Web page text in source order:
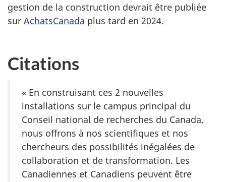
gestion de la construction devrait être publiée
sur AchatsCanada plus tard en 2024.
Citations
« En construisant ces 2 nouvelles
installations sur le campus principal du
Conseil national de recherches du Canada,
nous offrons à nos scientifiques et nos
chercheurs des possibilités inégalées de
collaboration et de transformation. Les
Canadiennes et Canadiens peuvent être